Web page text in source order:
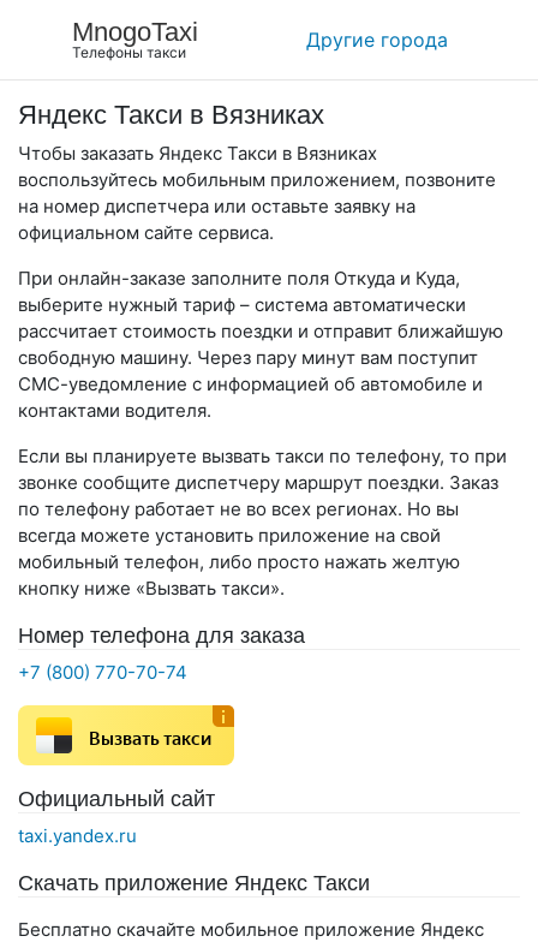
MnogoTaxi
Телефоны такси
Другие города
Яндекс Такси в Вязниках
Чтобы заказать Яндекс Такси в Вязниках
воспользуйтесь мобильным приложением, позвоните
на номер диспетчера или оставьте заявку на
официальном сайте сервиса.
При онлайн-заказе заполните поля Откуда и Куда,
выберите нужный тариф – система автоматически
рассчитает стоимость поездки и отправит ближайшую
свободную машину. Через пару минут вам поступит
СМС-уведомление с информацией об автомобиле и
контактами водителя.
Если вы планируете вызвать такси по телефону, то при
звонке сообщите диспетчеру маршрут поездки. Заказ
по телефону работает не во всех регионах. Но вы
всегда можете установить приложение на свой
мобильный телефон, либо просто нажать желтую
кнопку ниже «Вызвать такси».
Номер телефона для заказа
+7 (800) 770-70-74
Вызвать такси
Официальный сайт
taxi.yandex.ru
Скачать приложение Яндекс Такси
Бесплатно скачайте мобильное приложение Яндекс